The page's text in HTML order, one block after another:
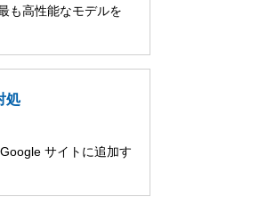
も高性能なモデルを
処
サイトに追加す